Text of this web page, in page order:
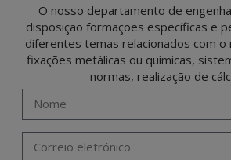
Portalada II | c/ Segador 13, 26006 | Logroño (La Rioja).
O nosso departamento de
disposição formações específicas e
diferentes temas relacionados com o
fixações metálicas ou químicas,
normas, realização de